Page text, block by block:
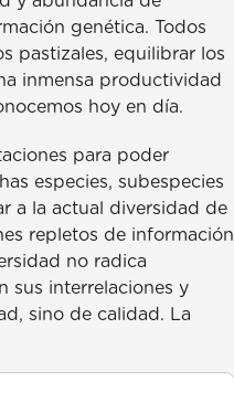
genética. Todos
pastizales, equilibrar los
inmensa productividad
hoy en día.
para poder
especies, subespecies
a la actual diversidad de
repletos de información
no radica
sus interrelaciones y
sino de calidad. La